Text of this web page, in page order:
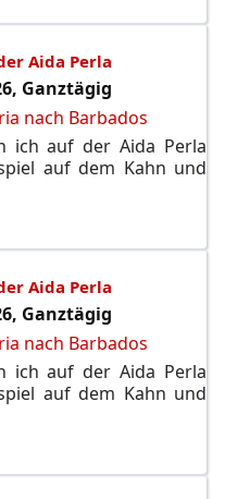
Aida Perla
Ganztägig
nach Barbados
ich auf der Aida Perla
auf dem Kahn und
Aida Perla
Ganztägig
nach Barbados
ich auf der Aida Perla
auf dem Kahn und